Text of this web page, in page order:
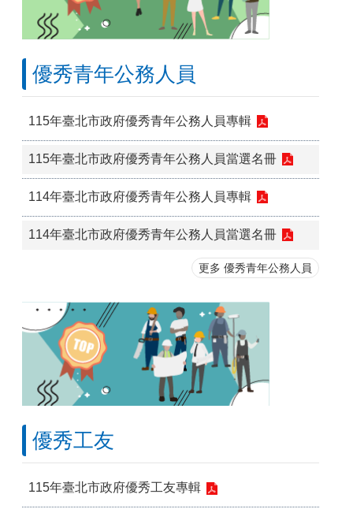
優秀青年公務人員
115年臺北市政府優秀青年公務人員專輯
115年臺北市政府優秀青年公務人員當選名冊
114年臺北市政府優秀青年公務人員專輯
114年臺北市政府優秀青年公務人員當選名冊
更多 優秀青年公務人員
優秀工友
115年臺北市政府優秀工友專輯